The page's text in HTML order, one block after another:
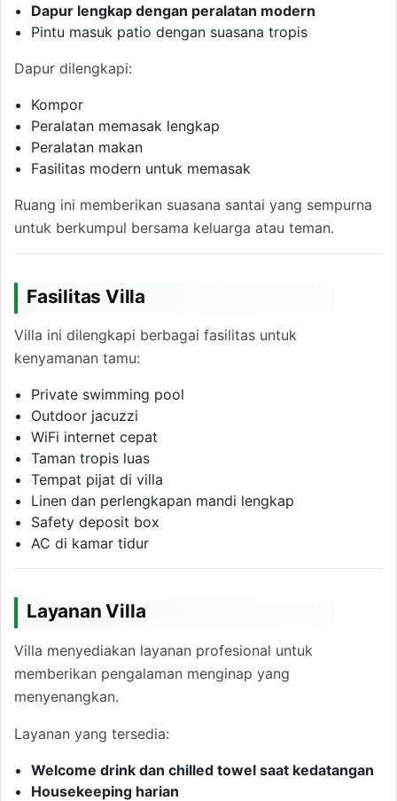
Dapur lengkap dengan peralatan modern
Pintu masuk patio dengan suasana tropis
Dapur dilengkapi:
Kompor
Peralatan memasak lengkap
Peralatan makan
Fasilitas modern untuk memasak
Ruang ini memberikan suasana santai yang sempurna
untuk berkumpul bersama keluarga atau teman.
Fasilitas Villa
Villa ini dilengkapi berbagai fasilitas untuk
kenyamanan tamu:
Private swimming pool
Outdoor jacuzzi
WiFi internet cepat
Taman tropis luas
Tempat pijat di villa
Linen dan perlengkapan mandi lengkap
Safety deposit box
AC di kamar tidur
Layanan Villa
Villa menyediakan layanan profesional untuk
memberikan pengalaman menginap yang
menyenangkan.
Layanan yang tersedia:
Welcome drink dan chilled towel saat kedatangan
Housekeeping harian